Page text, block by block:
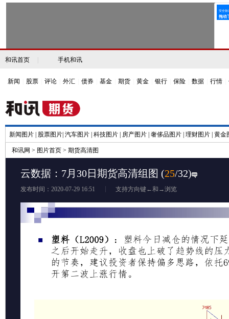
和讯首页 手机和讯
新闻 股票 评论 外汇 债券 基金 期货 黄金 银行 保险 数据 行情
新闻图片 股票图片 汽车图片 科技图片 房产图片 奢侈品图片 理财图片 黄金
和讯网 > 图片首页 > 期货高清图
云数据：7月30日期货高清组图 (25/32)
发布时间：2020-07-29 16:51 支持方向键←和→浏览